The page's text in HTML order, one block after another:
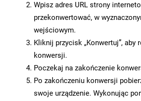
Wpisz adres URL strony
przekonwertować, w
wejściowym.
Kliknij przycisk „Konwertuj”, aby
konwersji.
Poczekaj na zakończenie
Po zakończeniu konwersji
swoje urządzenie. Wykonując